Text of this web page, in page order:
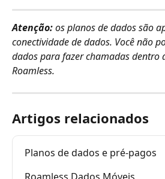
Atenção:os planos de dados são
conectividade de dados. Você não
dados para fazer chamadas dentro
Roamless.
Artigos relacionados
Planos de dados e pré-pagos